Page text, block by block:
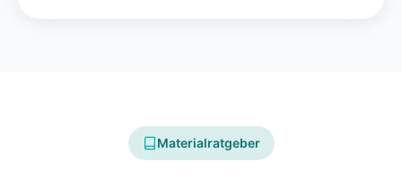
Materialratgeber